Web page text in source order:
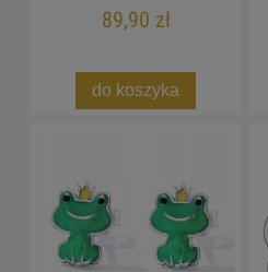
89,90 zł
do koszyka